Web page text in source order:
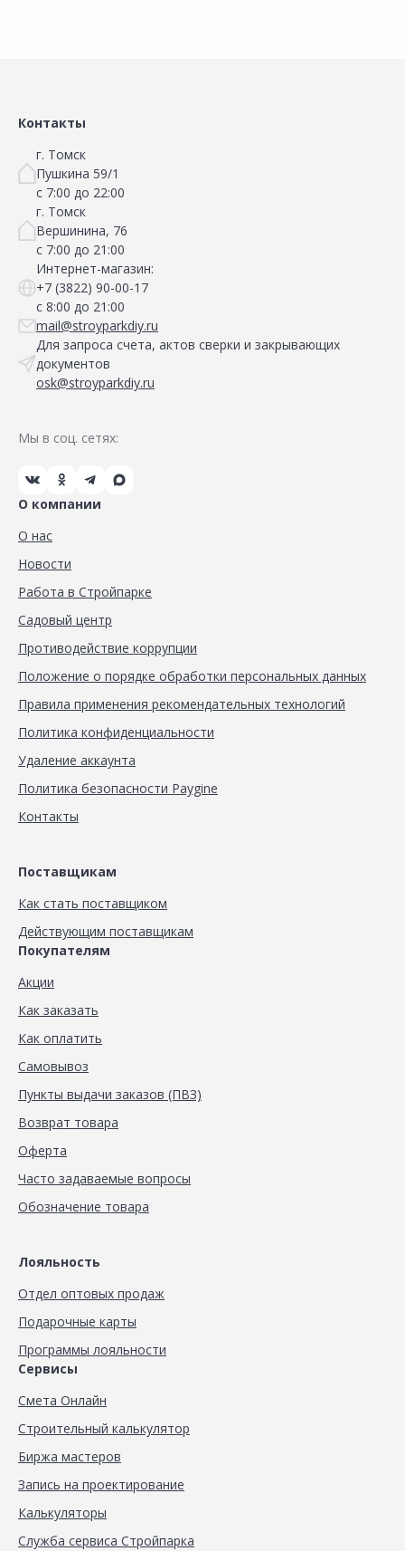
Контакты
г. Томск
Пушкина 59/1
с 7:00 до 22:00
г. Томск
Вершинина, 76
с 7:00 до 21:00
Интернет-магазин:
+7 (3822) 90-00-17
с 8:00 до 21:00
mail@stroyparkdiy.ru
Для запроса счета, актов сверки и закрывающих
документов
osk@stroyparkdiy.ru
Мы в соц. сетях:
О компании
О нас
Новости
Работа в Стройпарке
Садовый центр
Противодействие коррупции
Положение о порядке обработки персональных данных
Правила применения рекомендательных технологий
Политика конфиденциальности
Удаление аккаунта
Политика безопасности Paygine
Контакты
Поставщикам
Как стать поставщиком
Действующим поставщикам
Покупателям
Акции
Как заказать
Как оплатить
Самовывоз
Пункты выдачи заказов (ПВЗ)
Возврат товара
Оферта
Часто задаваемые вопросы
Обозначение товара
Лояльность
Отдел оптовых продаж
Подарочные карты
Программы лояльности
Сервисы
Смета Онлайн
Строительный калькулятор
Биржа мастеров
Запись на проектирование
Калькуляторы
Служба сервиса Стройпарка